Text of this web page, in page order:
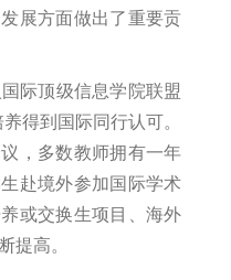
展方面做出了重要贡
际顶级信息学院联盟
得到国际同行认可。
，多数教师拥有一年
赴境外参加国际学术
或交换生项目、海外
提高。